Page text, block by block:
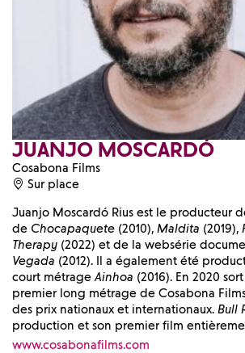
JUANJO MOSCARDÓ
Cosabona Films
Sur place
Juanjo Moscardó Rius est le producteur
de Chocapaquete (2010), Maldita (2019),
Therapy (2022) et de la websérie
Vegada (2012). Il a également été
court métrageAinhoa (2016). En 2020 sort
premier long métrage de Cosabona
des prix nationaux et internationaux. Bull
production et son premier film
www.cosabonafilms.com